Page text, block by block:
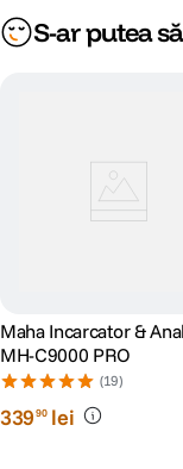
S-ar putea
Maha Incarcator &
MH-C9000 PRO
(19)
33990 lei